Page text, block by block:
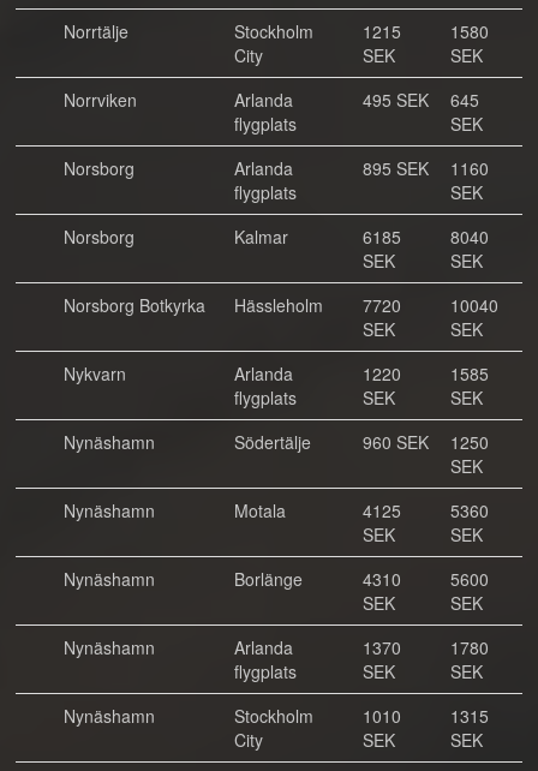
Norrtälje
Stockholm
City
1215
SEK
1580
SEK
Norrviken
Arlanda
flygplats
495 SEK
645
SEK
Norsborg
Arlanda
flygplats
895 SEK
1160
SEK
Norsborg
Kalmar
6185
SEK
8040
SEK
Norsborg Botkyrka
Hässleholm
7720
SEK
10040
SEK
Nykvarn
Arlanda
flygplats
1220
SEK
1585
SEK
Nynäshamn
Södertälje 960 SEK
1250
SEK
Nynäshamn
Motala
4125
SEK
5360
SEK
Nynäshamn
Borlänge
4310
SEK
5600
SEK
Nynäshamn
Arlanda
flygplats
1370
SEK
1780
SEK
Nynäshamn
Stockholm
City
1010
SEK
1315
SEK